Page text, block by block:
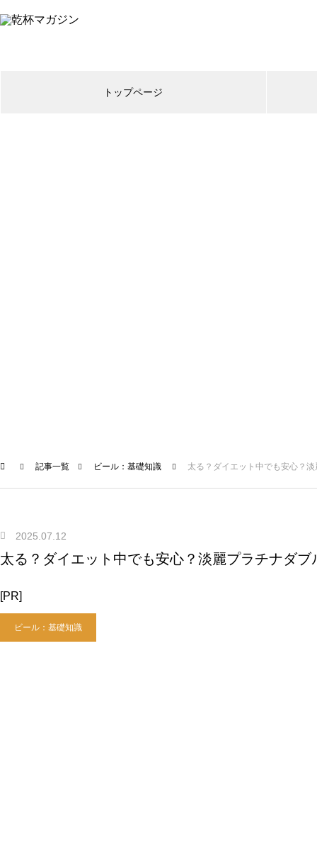
トップページ
記事一覧 ビール：基礎知識 太る？ダイエット中でも安心？
2025.07.12
太る？ダイエット中でも安心？淡麗プラチナダブ
[PR]
ビール：基礎知識